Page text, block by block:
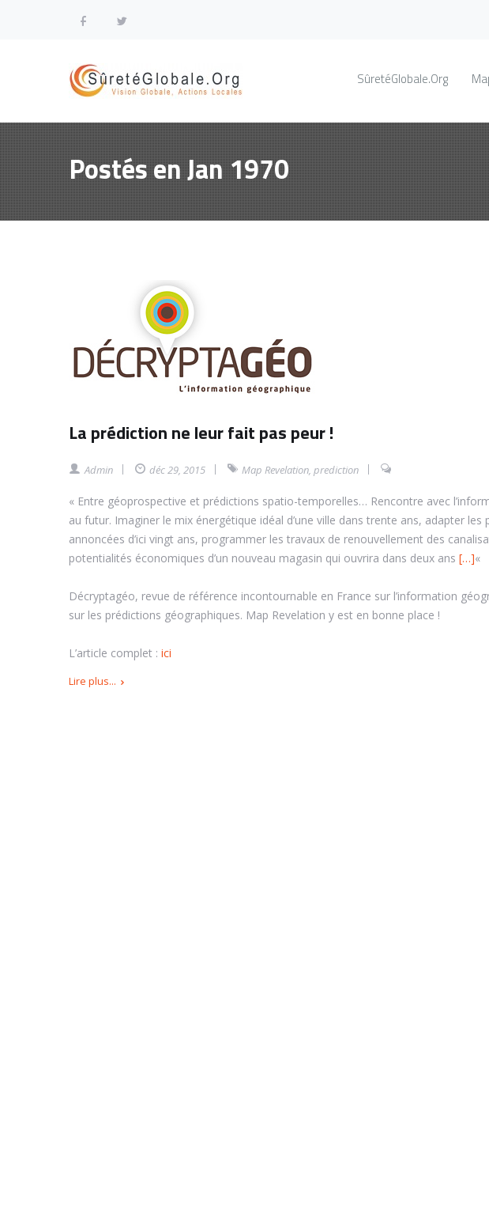
SûretéGlobale.Org
Postés en Jan 1970
La prédiction ne leur fait pas peur !
Admin déc 29, 2015 Map Revelation, prediction
« Entre géoprospective et prédictions spatio-temporelles… Rencontre avec
au futur. Imaginer le mix énergétique idéal d’une ville dans trente ans, adapter
annoncées d’ici vingt ans, programmer les travaux de renouvellement des
potentialités économiques d’un nouveau magasin qui ouvrira dans deux ans […]«
Décryptagéo, revue de référence incontournable en France sur l’information
sur les prédictions géographiques. Map Revelation y est en bonne place !
L’article complet : ici
Lire plus...